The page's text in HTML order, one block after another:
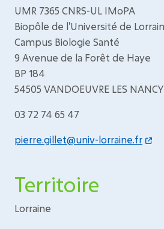
UMR 7365 CNRS-UL IMoPA
Biopôle de l'Université de
Campus Biologie Santé
9 Avenue de la Forêt de Haye
BP 184
54505 VANDOEUVRE LES NANCY
03 72 74 65 47
pierre.gillet@univ-lorraine.fr
Territoire
Lorraine